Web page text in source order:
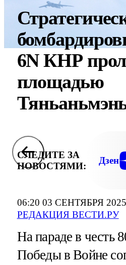
06:20 03 СЕНТЯБРЯ 2025
РЕДАКЦИЯ ВЕСТИ.РУ
6N КНР
площадью
СЛЕДИТЕ ЗА
НОВОСТЯМИ:
Дзен
На параде в честь
Победы в Войне